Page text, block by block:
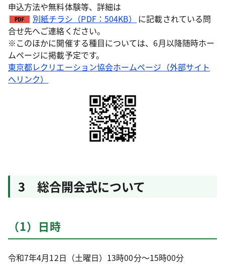
申込方法や無料体験等、詳細は
別紙チラシ（PDF：504KB）
に記載されている問
合せ先へご連絡ください。
※このほかに開催する種目については、6月以降随時ホー
ムページに掲載予定です。
東京都レクリエーション協会ホームページ（外部サイト
へリンク）
3 総合開会式について
（1）日時
令和7年4月12日（土曜日）13時00分～15時00分